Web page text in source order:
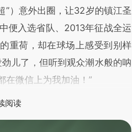
）意外出圈，让32岁的镇江圣
便入选省队、2013年征战全运
重荷，却在球场上感受到别样
儿了，但听到观众潮水般的呐
在微信上为我加油！”
阅读